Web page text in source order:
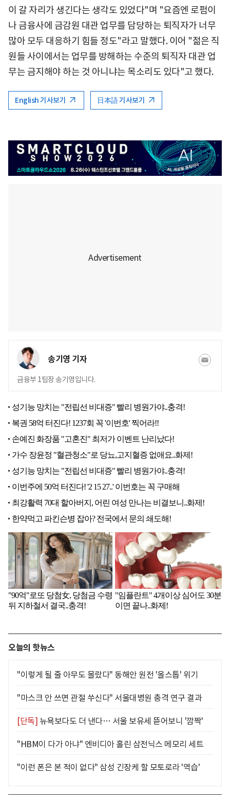
이 갈 자리가 생긴다는 생각도 있었다"며 "요즘엔 로펌이
나 금융사에 금감원 대관 업무를 담당하는 퇴직자가 너무
많아 모두 대응하기 힘들 정도"라고 말했다. 이어 "젊은 직
원들 사이에서는 업무를 방해하는 수준의 퇴직자 대관 업
무는 금지해야 하는 것 아니냐는 목소리도 있다"고 했다.
English 기사보기 日本語 기사보기
송기영 기자
금융부 1팀장 송기영입니다.
오늘의 핫뉴스
"이렇게 될 줄 아무도 몰랐다" 동해안 원전 '올스톱' 위기
"마스크 안 쓰면 관절 쑤신다" 서울대병원 충격 연구 결과
[단독] 뉴욕보다도 더 낸다… 서울 보유세 뜯어보니 '깜짝'
"HBM이 다가 아냐" 엔비디아 홀린 삼전닉스 메모리 세트
"이런 폰은 본 적이 없다" 삼성 긴장케 할 모토로라 '역습'